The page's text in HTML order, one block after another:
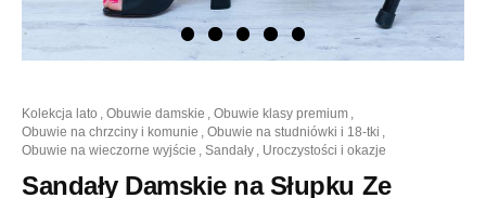
kolekcja lato , obuwie damskie , obuwie klasy premium ,
obuwie na chrzciny i komunie , obuwie na studniówki i 18-tki ,
obuwie na wieczorne wyjście , sandały , uroczystości i okazje
Sandały Damskie na Słupku Ze
Sandały
Damskie
na
Słupku